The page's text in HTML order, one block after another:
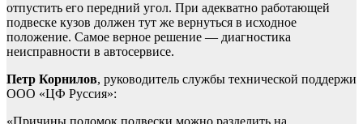
отпустить его передний угол. При адекватно работающей
подвеске кузов должен тут же вернуться в исходное
положение. Самое верное решение — диагностика
неисправности в автосервисе.
Петр Корнилов, руководитель службы технической поддержи
ООО «ЦФ Руссия»: